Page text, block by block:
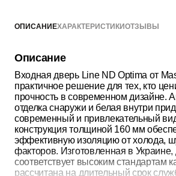
ОПИСАНИЕХАРАКТЕРИСТИКИОТЗЫВЫ
Описание
Входная дверь Line ND Optima от
практичное решение для тех, кто
прочность в современном дизайне.
отделка снаружи и белая внутри
современный и привлекательный
конструкция толщиной 160 мм
эффективную изоляцию от холода,
факторов. Изготовленная в Украине,
соответствует высоким стандартам
рассчитана на длительный срок